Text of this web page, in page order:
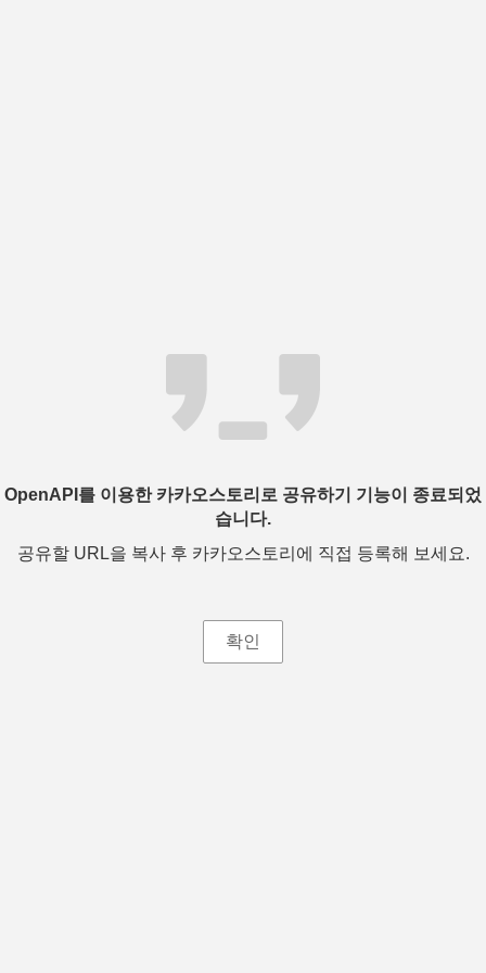
OpenAPI를 이용한 카카오스토리로 공유하기 기능이 종료되었
습니다.
공유할 URL을 복사 후 카카오스토리에 직접 등록해 보세요.
확인